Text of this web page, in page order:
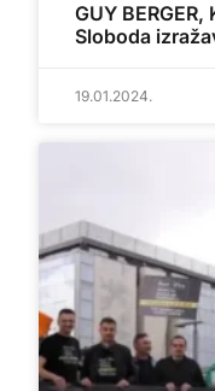
GUY
Sloboda
19.01.2024.